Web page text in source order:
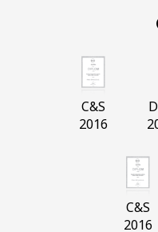
C&S
2016
C&S
2016